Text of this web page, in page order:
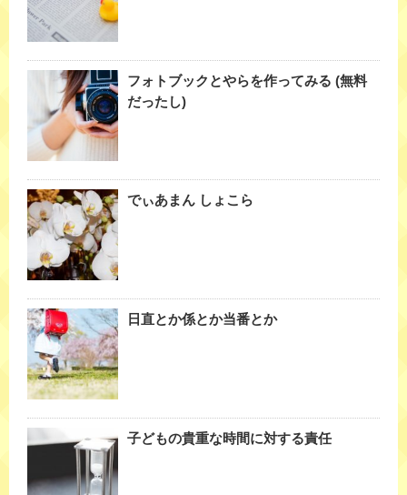
フォトブックとやらを作ってみる (無料
だったし)
でぃあまん しょこら
日直とか係とか当番とか
子どもの貴重な時間に対する責任